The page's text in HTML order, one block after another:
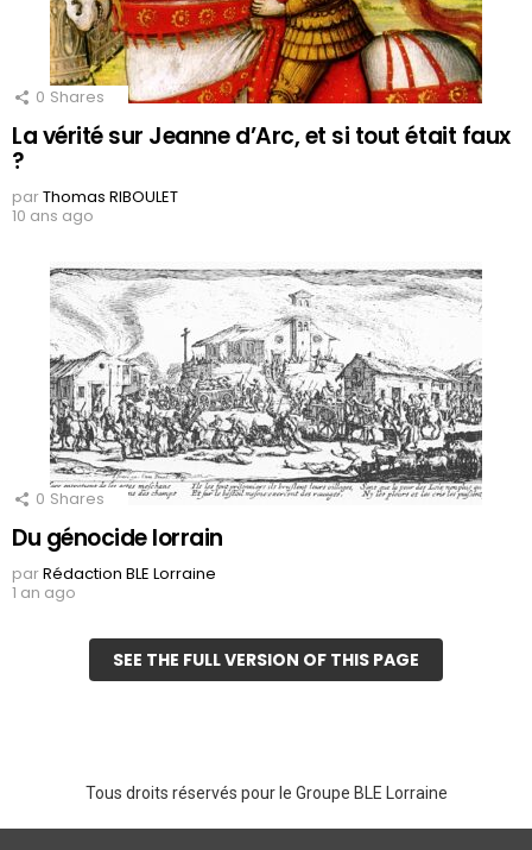
0 Shares
La vérité sur Jeanne d’Arc, et si tout était faux
?
parThomas RIBOULET
10 ans ago
0 Shares
Du génocide lorrain
parRédaction BLE Lorraine
1 an ago
SEE THE FULL VERSION OF THIS PAGE
Tous droits réservés pour le Groupe BLE Lorraine